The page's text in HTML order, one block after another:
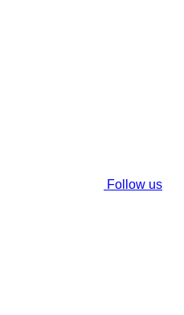
Follow us